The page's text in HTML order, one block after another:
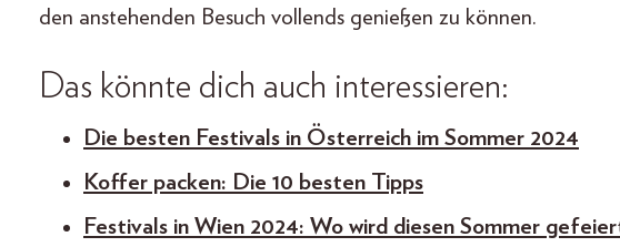
den anstehenden Besuch vollends genießen zu können.
Das könnte dich auch interessieren:
Die besten Festivals in Österreich im Sommer 2024
Koffer packen: Die 10 besten Tipps
Festivals in Wien 2024: Wo wird diesen Sommer